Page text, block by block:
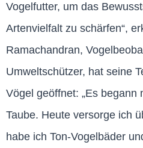
Vogelfutter, um das
Artenvielfalt zu schärfen“,
Ramachandran,
Umweltschützer, hat seine
Vögel geöffnet: „Es begann
Taube. Heute versorge ich
habe ich Ton-Vogelbäder